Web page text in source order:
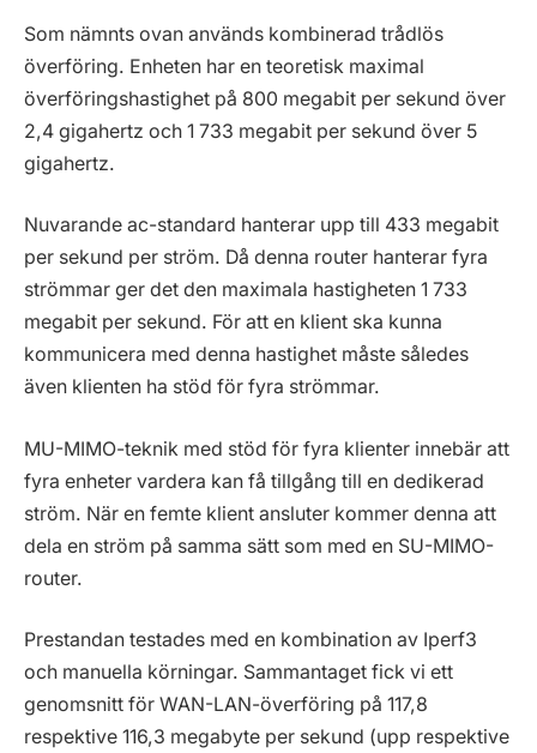
Som nämnts ovan används kombinerad trådlös
överföring. Enheten har en teoretisk maximal
överföringshastighet på 800 megabit per sekund över
2,4 gigahertz och 1 733 megabit per sekund över 5
gigahertz.
Nuvarande ac-standard hanterar upp till 433 megabit
per sekund per ström. Då denna router hanterar fyra
strömmar ger det den maximala hastigheten 1 733
megabit per sekund. För att en klient ska kunna
kommunicera med denna hastighet måste således
även klienten ha stöd för fyra strömmar.
MU-MIMO-teknik med stöd för fyra klienter innebär att
fyra enheter vardera kan få tillgång till en dedikerad
ström. När en femte klient ansluter kommer denna att
dela en ström på samma sätt som med en SU-MIMO-
router.
Prestandan testades med en kombination av Iperf3
och manuella körningar. Sammantaget fick vi ett
genomsnitt för WAN-LAN-överföring på 117,8
respektive 116,3 megabyte per sekund (upp respektive